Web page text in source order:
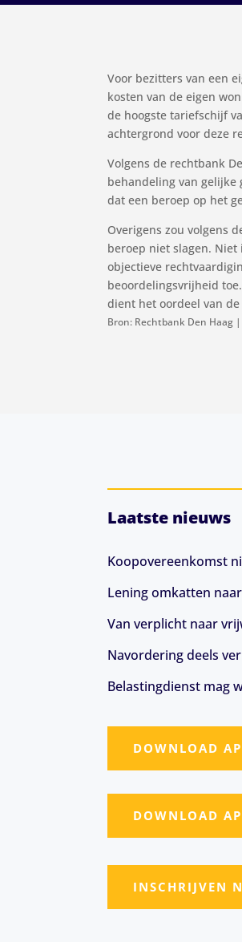
Voor bezitters van een
kosten van de eigen
de hoogste tariefschijf
achtergrond voor deze
Volgens de rechtbank
behandeling van
dat een beroep op het
Overigens zou volgens
beroep niet slagen.
objectieve
beoordelingsvrijheid
dient het oordeel van
Bron: Rechtbank Den Haag |
Laatste nieuws
Koopovereenkomst
Lening omkatten
Van verplicht naar
Navordering deels
Belastingdienst mag
DOWNLOAD
DOWNLOAD
INSCHRIJVEN